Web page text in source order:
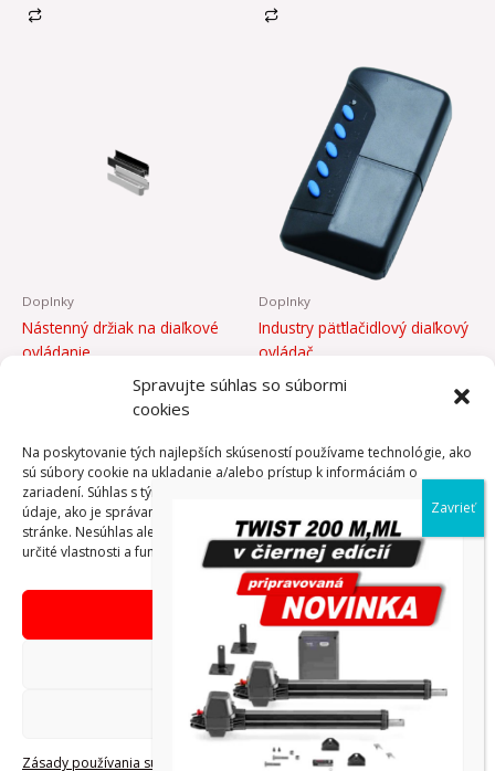
Spravujte súhlas so súbormi
cookies
Na poskytovanie tých najlepších skúseností používame technológie, ako
sú súbory cookie na ukladanie a/alebo prístup k informáciám o
zariadení. Súhlas s týmito technológiami nám umožní spracovávať
údaje, ako je správanie pri prehliadaní alebo jedinečné ID na tejto
stránke. Nesúhlas alebo odvolanie súhlasu môže nepriaznivo ovplyvniť
určité vlastnosti a funkcie.
Prijať
Odmietnuť
Zobraziť predvoľby
Zásady používania súborov Zásada ochrany osobných
Doplnky
Nástenný držiak na diaľkové
ovládanie
PRIDAŤ DO
KOŠÍKA
Doplnky
Industry päťtlačidlový diaľkový
ovládač
63,60€
PRIDAŤ DO
KOŠÍKA
Copyright © AdVibeMedia, s. r. o.
Obchodné podmienky eshop
Reklamačný poriadok